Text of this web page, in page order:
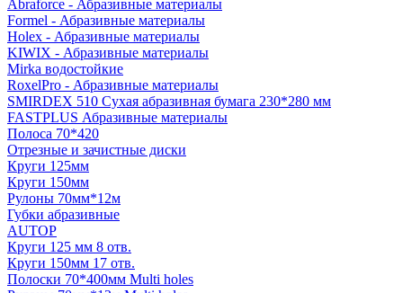
Abraforce - Абразивные материалы
Formel - Абразивные материалы
Holex - Абразивные материалы
KIWIX - Абразивные материалы
Mirka водостойкие
RoxelPro - Абразивные материалы
SMIRDEX 510 Сухая абразивная бумага 230*280 мм
FASTPLUS Абразивные материалы
Полоса 70*420
Отрезные и зачистные диски
Круги 125мм
Круги 150мм
Рулоны 70мм*12м
Губки абразивные
AUTOP
Круги 125 мм 8 отв.
Круги 150мм 17 отв.
Полоски 70*400мм Multi holes